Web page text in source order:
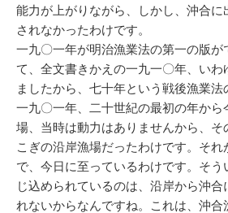
能力が上がりながら、しかし、沖合
されなかったわけです。
一九〇一年が明治漁業法の第一の版が
て、全文書きかえの一九一〇年、いわ
ましたから、七十年という戦後漁業法
一九〇一年、二十世紀の最初の年から
場、当時は動力はありませんから、
こぎの沿岸漁場だったわけです。それ
で、今日に至っているわけです。そう
じ込められているのは、沿岸から沖合
れないからなんですね。これは、沖合